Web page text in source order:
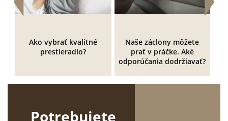
Ako vybrať kvalitné
prestieradlo?
Naše záclony môžete
prať v práčke. Aké
odporúčania dodržiavať?
Potrebujete